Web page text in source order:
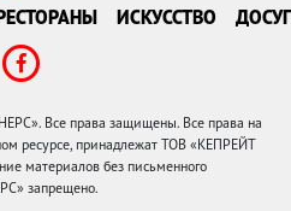
ИСКУССТВО ДОСУГ
Все права защищены. Все права на
ресурсе, принадлежат ТОВ «КЕПРЕЙТ
материалов без письменного
запрещено.